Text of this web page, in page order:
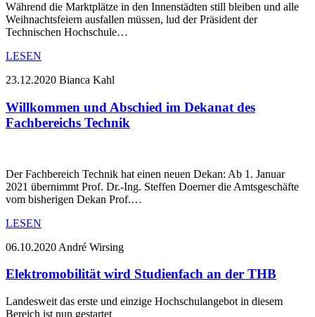
Während die Marktplätze in den Innenstädten still bleiben und alle
Weihnachtsfeiern ausfallen müssen, lud der Präsident der
Technischen Hochschule…
LESEN
23.12.2020 Bianca Kahl
Willkommen und Abschied im Dekanat des
Fachbereichs Technik
Der Fachbereich Technik hat einen neuen Dekan: Ab 1. Januar
2021 übernimmt Prof. Dr.-Ing. Steffen Doerner die Amtsgeschäfte
vom bisherigen Dekan Prof.…
LESEN
06.10.2020 André Wirsing
Elektromobilität wird Studienfach an der THB
Landesweit das erste und einzige Hochschulangebot in diesem
Bereich ist nun gestartet